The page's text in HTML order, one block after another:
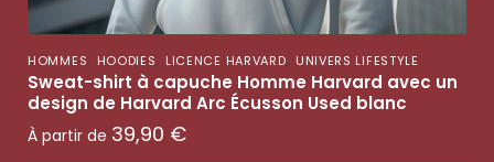
HOMMES, HOODIES, LICENCE HARVARD, UNIVERS LIFESTYLE
Sweat-shirt à capuche Homme Harvard avec un
design de Harvard Arc Écusson Used blanc
À partir de 39,90 €